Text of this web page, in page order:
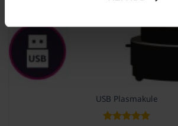
USB Plasmakule